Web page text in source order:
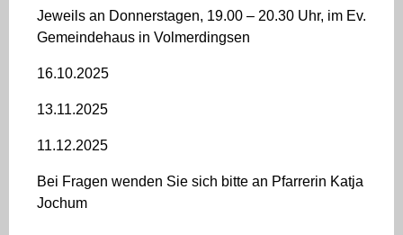
Jeweils an Donnerstagen, 19.00 – 20.30 Uhr, im Ev.
Gemeindehaus in Volmerdingsen
16.10.2025
13.11.2025
11.12.2025
Bei Fragen wenden Sie sich bitte an Pfarrerin Katja
Jochum